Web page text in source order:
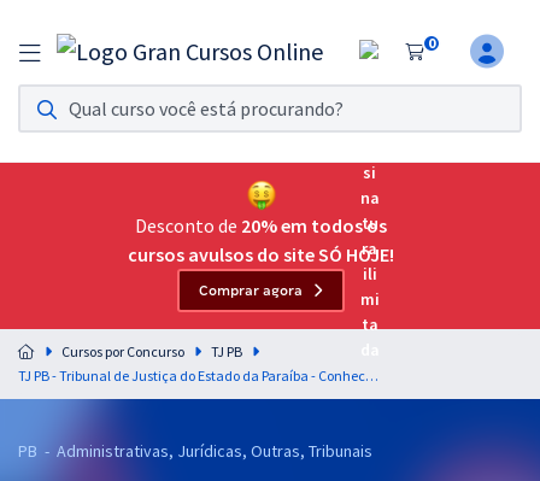
0
Assinatura Ilimitada 11
Acesso a todos os cursos. Teste grátis por 7 dias!
Assinatura OAB Até Passar
Acesso ilimitado a toda preparação para o Exame da
Residências Multiprofissionais
Preparação completa e intensiva para as principais
residências em saúde do Brasil
Desconto de 20% em todos os
cursos avulsos do site SÓ HOJE!
Comprar agora
Cursos por Concurso
TJ PB
TJ PB - Tribunal de Justiça do Estado da Paraíba - Conhecimentos Específicos para o Cargo de Analista Judiciário - Especialidade Contabilidade I
PB - Administrativas, Jurídicas, Outras, Tribunais